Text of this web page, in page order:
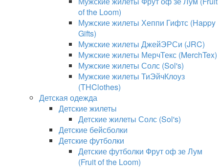
of the Loom)
Мужские жилеты Хеппи Гифтс (Happy
Gifts)
Мужские жилеты ДжейЭРСи (JRC)
Мужские жилеты МерчТекс (MerchTex)
Мужские жилеты Солс (Sol's)
Мужские жилеты ТиЭйчКлоуз
(THClothes)
Детская одежда
Детские жилеты
Детские жилеты Солс (Sol's)
Детские бейсболки
Детские футболки
Детские футболки Фрут оф зе Лум
(Fruit of the Loom)